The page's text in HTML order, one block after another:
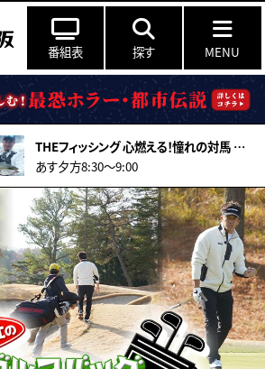
番組表 探す MENU
THEフィッシング 心燃える！憧れの対馬 真夏のロックショアゲーム
あす夕方8:30～9:00